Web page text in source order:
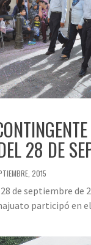
28 DE
2015
de septiembre de
participó en el